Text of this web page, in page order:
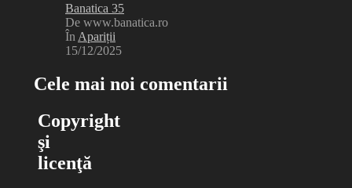
Banatica 35
De www.banatica.ro
În Apariții
15/12/2025
Cele mai noi comentarii
Copyright
şi
licenţă